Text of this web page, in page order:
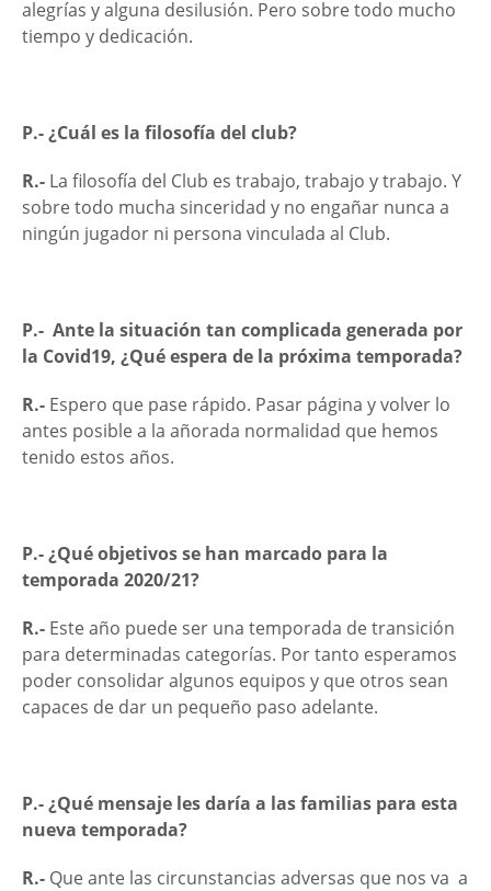
alegrías y alguna desilusión. Pero sobre todo mucho
tiempo y dedicación.
P.- ¿Cuál es la filosofía del club?
R.- La filosofía del Club es trabajo, trabajo y trabajo. Y
sobre todo mucha sinceridad y no engañar nunca a
ningún jugador ni persona vinculada al Club.
P.- Ante la situación tan complicada generada por
la Covid19, ¿Qué espera de la próxima temporada?
R.- Espero que pase rápido. Pasar página y volver lo
antes posible a la añorada normalidad que hemos
tenido estos años.
P.- ¿Qué objetivos se han marcado para la
temporada 2020/21?
R.- Este año puede ser una temporada de transición
para determinadas categorías. Por tanto esperamos
poder consolidar algunos equipos y que otros sean
capaces de dar un pequeño paso adelante.
P.- ¿Qué mensaje les daría a las familias para esta
nueva temporada?
R.- Que ante las circunstancias adversas que nos va a